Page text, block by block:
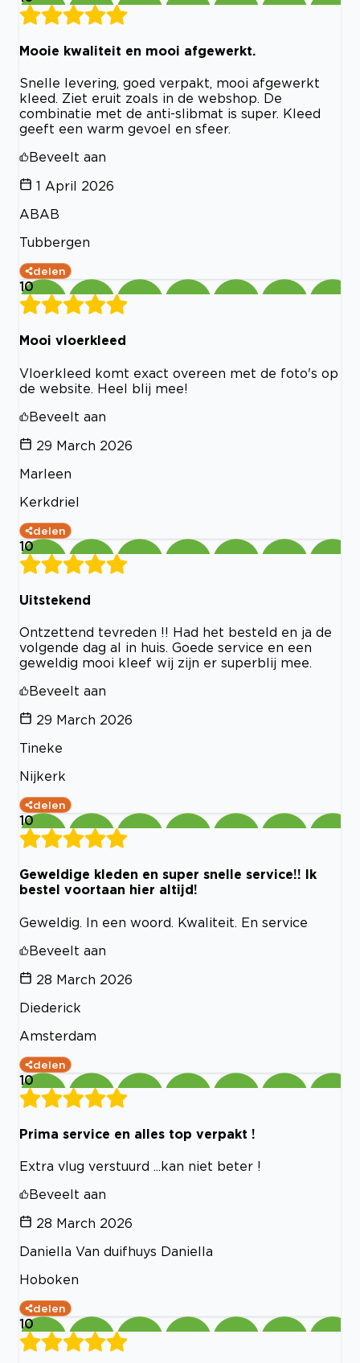
Mooie kwaliteit en mooi afgewerkt.
Snelle levering, goed verpakt, mooi afgewerkt
kleed. Ziet eruit zoals in de webshop. De
combinatie met de anti-slibmat is super. Kleed
geeft een warm gevoel en sfeer.
Beveelt aan
1 April 2026
ABAB
Tubbergen
delen
10
Mooi vloerkleed
Vloerkleed komt exact overeen met de foto's op
de website. Heel blij mee!
Beveelt aan
29 March 2026
Marleen
Kerkdriel
delen
10
Uitstekend
Ontzettend tevreden !! Had het besteld en ja de
volgende dag al in huis. Goede service en een
geweldig mooi kleef wij zijn er superblij mee.
Beveelt aan
29 March 2026
Tineke
Nijkerk
delen
10
Geweldige kleden en super snelle service!! Ik
bestel voortaan hier altijd!
Geweldig. In een woord. Kwaliteit. En service
Beveelt aan
28 March 2026
Diederick
Amsterdam
delen
10
Prima service en alles top verpakt !
Extra vlug verstuurd ...kan niet beter !
Beveelt aan
28 March 2026
Daniella Van duifhuys Daniella
Hoboken
delen
10